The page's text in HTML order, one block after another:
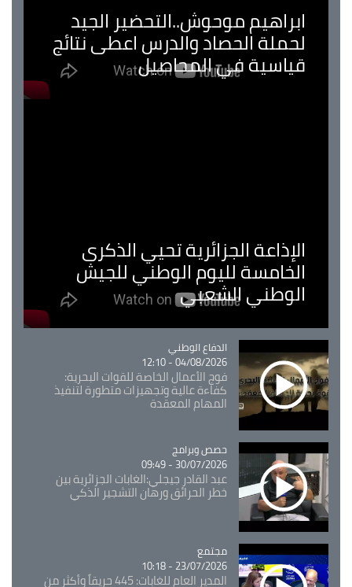
ابراهيم موحوش..التحضير الجيد
لحملة الحصاد والدرس اعطى نتائج
قياسية في المحاصيل
الإذاعة الجزائرية تحيي الذكرى
الخامسة لليوم الوطني للجيش
الوطني الشعبي
Catégorie
الدفاع الوطني
04/08/2026 - 12:10
فوج الأعمال الخاصة للقوات البحرية:
كفاءة عالية وتجهيزات متطورة لتنفيذ
المهام المعقدة
Catégorie
حصص وبرامج
30/07/2026 - 09:49
عبد القادر جيجلي:الغابات الجزائرية بين
خطر الحرائق ورهان التشجير الذكي
Catégorie
مجتمع
23/07/2026 - 10:18
المدير العام للغابات: 445 حريقاً وأكثر من